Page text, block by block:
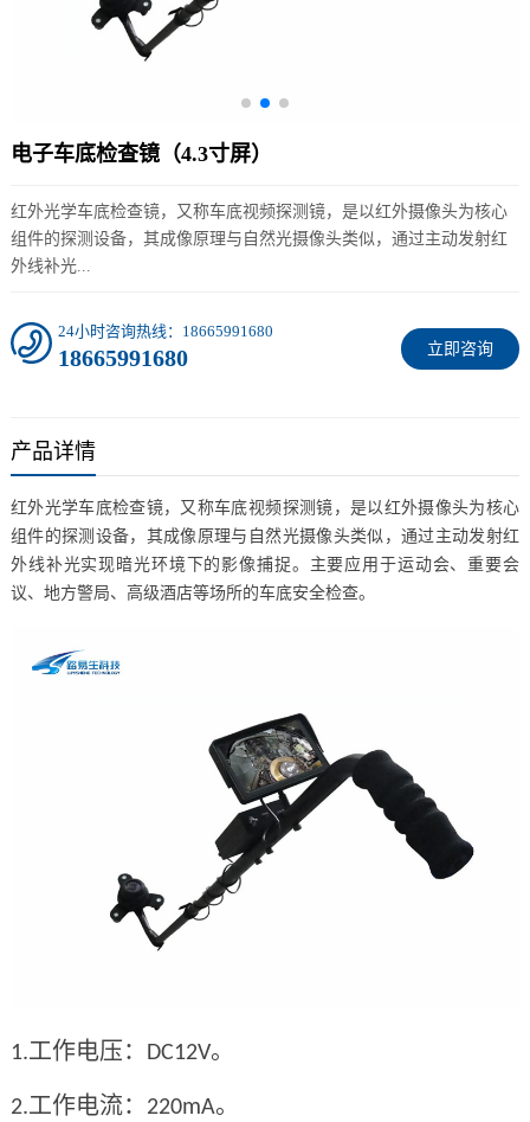
电子车底检查镜（4.3寸屏）
红外光学车底检查镜，又称车底视频探测镜，是以红外摄像头为核心
组件的探测设备，其成像原理与自然光摄像头类似，通过主动发射红
外线补光...
立即咨询
24小时咨询热线：18665991680
18665991680
产品详情
红外光学车底检查镜，又称车底视频探测镜，是以红外摄像头为核心
组件的探测设备，其成像原理与自然光摄像头类似，通过主动发射红
外线补光实现暗光环境下的影像捕捉。主要应用于运动会、重要会
议、地方警局、高级酒店等场所的车底安全检查。
1.工作电压： DC12V。
2.工作电流： 220mA。